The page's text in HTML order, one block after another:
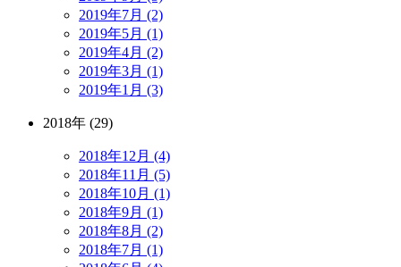
2019年7月 (2)
2019年5月 (1)
2019年4月 (2)
2019年3月 (1)
2019年1月 (3)
2018年 (29)
2018年12月 (4)
2018年11月 (5)
2018年10月 (1)
2018年9月 (1)
2018年8月 (2)
2018年7月 (1)